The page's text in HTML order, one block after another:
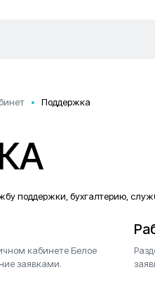
Поддержка
поддержки, бухгалтерию,
кабинете Белое
заявками.